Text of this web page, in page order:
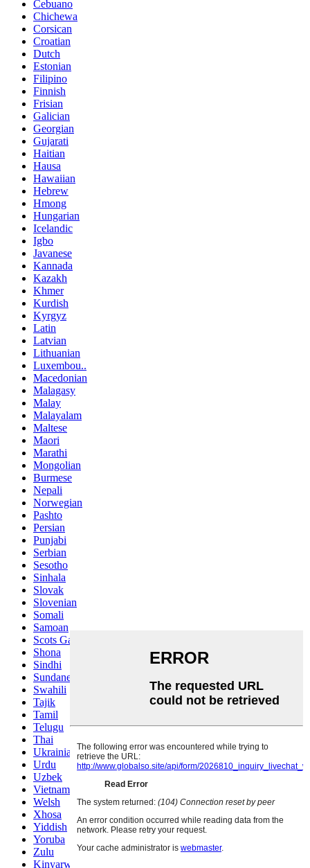
Cebuano
Chichewa
Corsican
Croatian
Dutch
Estonian
Filipino
Finnish
Frisian
Galician
Georgian
Gujarati
Haitian
Hausa
Hawaiian
Hebrew
Hmong
Hungarian
Icelandic
Igbo
Javanese
Kannada
Kazakh
Khmer
Kurdish
Kyrgyz
Latin
Latvian
Lithuanian
Luxembou..
Macedonian
Malagasy
Malay
Malayalam
Maltese
Maori
Marathi
Mongolian
Burmese
Nepali
Norwegian
Pashto
Persian
Punjabi
Serbian
Sesotho
Sinhala
Slovak
Slovenian
Somali
Samoan
Scots Gaelic
Shona
Sindhi
Sundanese
Swahili
Tajik
Tamil
Telugu
Thai
Ukrainian
Urdu
Uzbek
Vietnamese
Welsh
Xhosa
Yiddish
Yoruba
Zulu
Kinyarwanda